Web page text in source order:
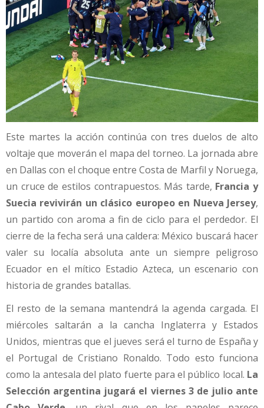
Este martes la acción continúa con tres duelos de alto
voltaje que moverán el mapa del torneo. La jornada abre
en Dallas con el choque entre Costa de Marfil y Noruega,
un cruce de estilos contrapuestos. Más tarde, Francia y
Suecia revivirán un clásico europeo en Nueva Jersey,
un partido con aroma a fin de ciclo para el perdedor. El
cierre de la fecha será una caldera: México buscará hacer
valer su localía absoluta ante un siempre peligroso
Ecuador en el mítico Estadio Azteca, un escenario con
historia de grandes batallas.
El resto de la semana mantendrá la agenda cargada. El
miércoles saltarán a la cancha Inglaterra y Estados
Unidos, mientras que el jueves será el turno de España y
el Portugal de Cristiano Ronaldo. Todo esto funciona
como la antesala del plato fuerte para el público local. La
Selección argentina jugará el viernes 3 de julio ante